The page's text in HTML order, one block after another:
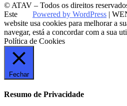
© ATAV – Todos os direitos
Powered by WordPress |
Este
website usa cookies para melhorar a
navegar, está a concordar com a sua
Política de Cookies
Fechar
Resumo de Privacidade